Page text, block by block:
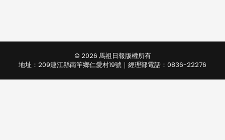
© 2026 馬祖日報版權所有
地址：209連江縣南竿鄉仁愛村19號｜經理部電話：0836-22276